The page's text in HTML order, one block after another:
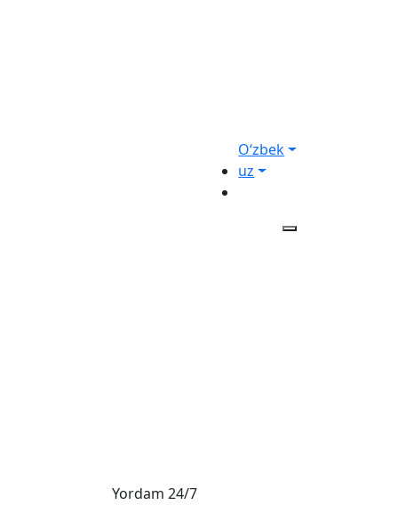
Oʻzbek
uz
Yordam 24/7